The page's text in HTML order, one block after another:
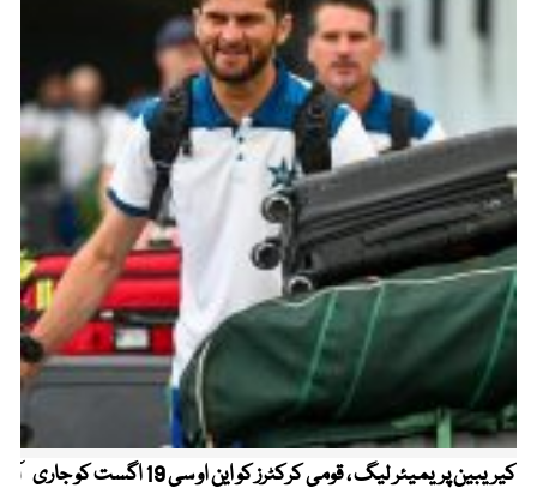
کیریبین پریمیئر لیگ ، قومی کرکٹرز کو این او سی 19 اگست کو جاری